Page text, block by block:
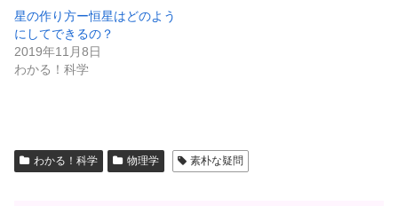
し
い
ウ
ィ
ン
ド
ウ
ク
し
て
く
だ
さ
い
ン
ド
ウ
星の作り方ー恒星はどのよう
にしてできるの？
2019年11月8日
わかる！科学
わかる！科学 物理学 素朴な疑問